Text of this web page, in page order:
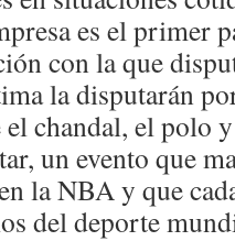
es el primer
con la que
la disputarán
chandal, el polo
un evento que
la NBA y que
del deporte